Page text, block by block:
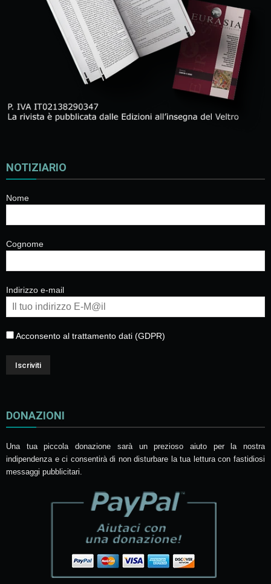
NOTIZIARIO
Nome
Cognome
Indirizzo e-mail
Acconsento al trattamento dati (GDPR)
DONAZIONI
Una tua piccola donazione sarà un prezioso aiuto per la nostra
indipendenza e ci consentirà di non disturbare la tua lettura con fastidiosi
messaggi pubblicitari.